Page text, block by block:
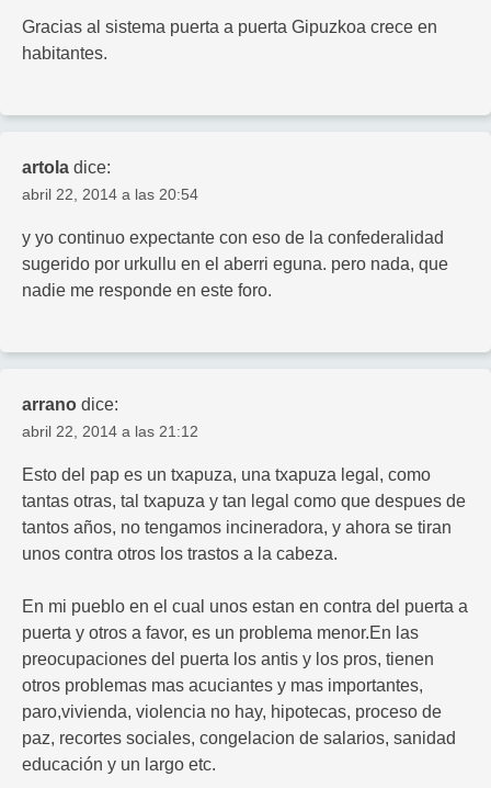
Gracias al sistema puerta a puerta Gipuzkoa crece en
habitantes.
artola dice:
abril 22, 2014 a las 20:54
y yo continuo expectante con eso de la confederalidad
sugerido por urkullu en el aberri eguna. pero nada, que
nadie me responde en este foro.
arrano dice:
abril 22, 2014 a las 21:12
Esto del pap es un txapuza, una txapuza legal, como
tantas otras, tal txapuza y tan legal como que despues de
tantos años, no tengamos incineradora, y ahora se tiran
unos contra otros los trastos a la cabeza.
En mi pueblo en el cual unos estan en contra del puerta a
puerta y otros a favor, es un problema menor.En las
preocupaciones del puerta los antis y los pros, tienen
otros problemas mas acuciantes y mas importantes,
paro,vivienda, violencia no hay, hipotecas, proceso de
paz, recortes sociales, congelacion de salarios, sanidad
educación y un largo etc.